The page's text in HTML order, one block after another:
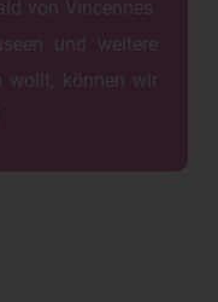
von Vincennes.
und weitere
wollt, können wir